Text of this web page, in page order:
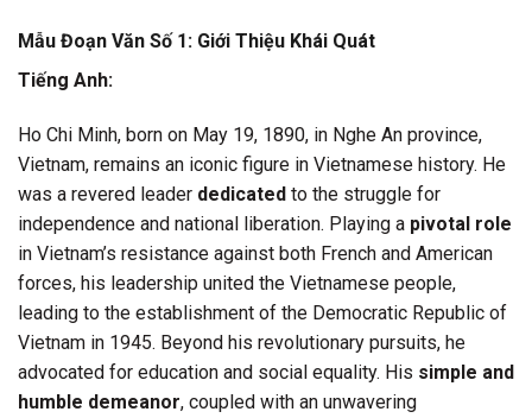
Mẫu Đoạn Văn Số 1: Giới Thiệu Khái Quát
Tiếng Anh:
Ho Chi Minh, born on May 19, 1890, in Nghe An province,
Vietnam, remains an iconic figure in Vietnamese history. He
was a revered leader dedicated to the struggle for
independence and national liberation. Playing a pivotal role
in Vietnam’s resistance against both French and American
forces, his leadership united the Vietnamese people,
leading to the establishment of the Democratic Republic of
Vietnam in 1945. Beyond his revolutionary pursuits, he
advocated for education and social equality. His simple and
humble demeanor, coupled with an unwavering